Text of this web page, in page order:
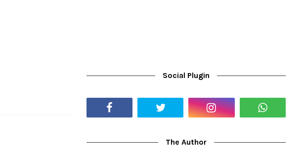
Social Plugin
The Author